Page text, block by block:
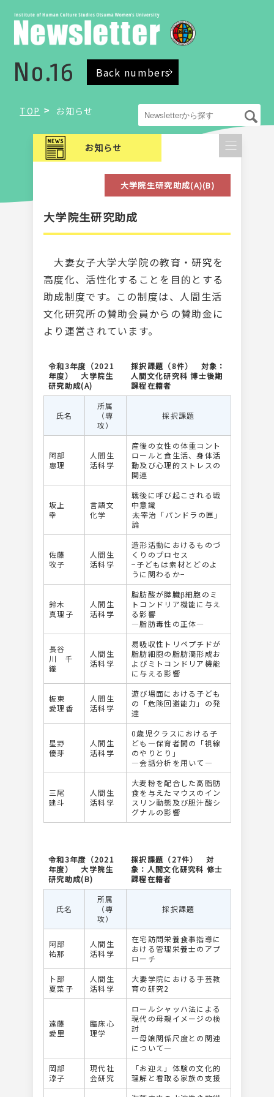
No.16 Back numbers
TOP お知らせ
お知らせ
大学院生研究助成(A)(B)
大学院生研究助成
大妻女子大学大学院の教育・研究を
高度化、活性化することを目的とする
助成制度です。この制度は、人間生活
文化研究所の賛助会員からの賛助金に
より運営されています。
令和3年度（2021
年度） 大学院生
研究助成(A)
採択課題（8件） 対象：
人間文化研究科 博士後期
課程在籍者
氏名
所属
（専
攻）
採択課題
阿部
惠理
人間生
活科学
産後の女性の体重コント
ロールと食生活、身体活
動及び心理的ストレスの
関連
坂上
幸
言語文
化学
戦後に呼び起こされる戦
中意識
――太宰治「パンドラの匣」
論
佐藤
牧子
人間生
活科学
造形活動におけるものづ
くりのプロセス
−子どもは素材とどのよ
うに関わるか−
鈴木
真理子
人間生
活科学
脂肪酸が膵臓β細胞のミ
トコンドリア機能に与え
る影響
―脂肪毒性の正体―
長谷
川 千
織
人間生
活科学
易吸収性トリペプチドが
脂肪細胞の脂肪滴形成お
よびミトコンドリア機能
に与える影響
板東
愛理香
人間生
活科学
遊び場面における子ども
の「危険回避能力」の発
達
星野
優芽
人間生
活科学
0歳児クラスにおける子
ども―保育者間の「視線
のやりとり」
―会話分析を用いて―
三尾
建斗
人間生
活科学
大麦粉を配合した高脂肪
食を与えたマウスのイン
スリン動態及び胆汁酸シ
グナルの影響
令和3年度（2021
年度） 大学院生
研究助成(B)
採択課題（27件） 対
象：人間文化研究科 修士
課程在籍者
氏名
所属
（専
攻）
採択課題
阿部
祐那
人間生
活科学
在宅訪問栄養食事指導に
おける管理栄養士のアプ
ローチ
卜部
夏菜子
人間生
活科学
大妻学院における手芸教
育の研究2
遠藤
愛里
臨床心
理学
ロールシャッハ法による
現代の母親イメージの検
討
―母娘関係尺度との関連
について―
岡部
淳子
現代社
会研究
「お迎え」体験の文化的
理解と看取る家族の支援